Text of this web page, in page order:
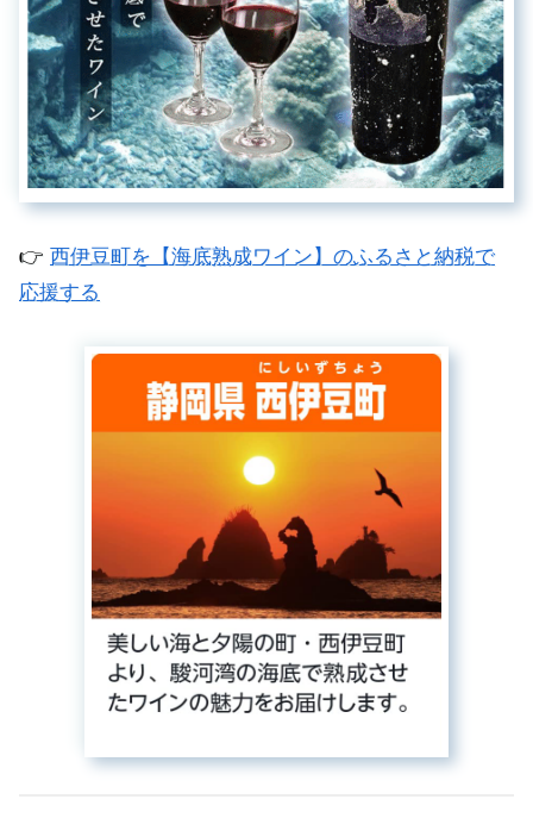
👉 西伊豆町を【海底熟成ワイン】のふるさと納税で
応援する